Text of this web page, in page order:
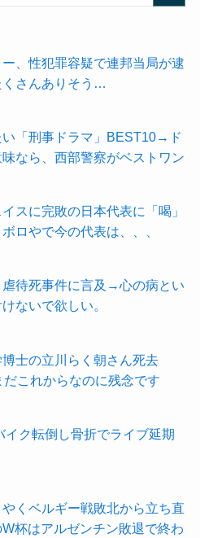
、性犯罪容疑で連邦当局が逮
さんありそう…
い「刑事ドラマ」BEST10→ド
なら、西部警察がベストワン
スに完敗の日本代表に「喝」
ロやで今の代表は、、、
待死事件に言及→心の病とい
ないで欲しい。
博士の立川らく朝さん死去
これからなのに残念です
イク転倒し骨折でライブ延期
くベルギー戦敗北から立ち直
杯はアルゼンチン敗退で終わ